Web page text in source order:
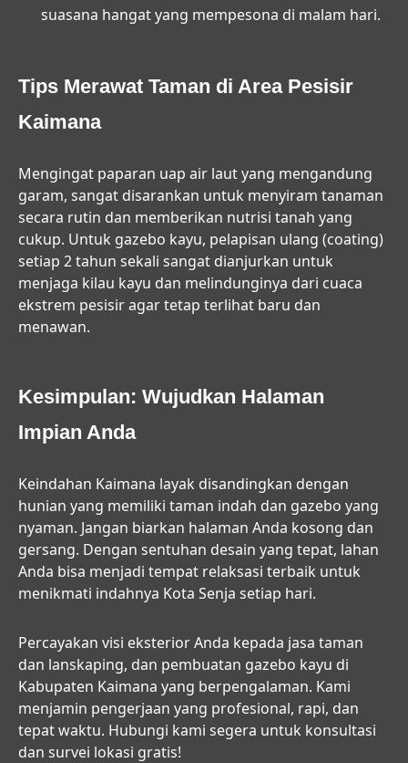
suasana hangat yang mempesona di malam hari.
Tips Merawat Taman di Area Pesisir
Kaimana
Mengingat paparan uap air laut yang mengandung
garam, sangat disarankan untuk menyiram tanaman
secara rutin dan memberikan nutrisi tanah yang
cukup. Untuk gazebo kayu, pelapisan ulang (coating)
setiap 2 tahun sekali sangat dianjurkan untuk
menjaga kilau kayu dan melindunginya dari cuaca
ekstrem pesisir agar tetap terlihat baru dan
menawan.
Kesimpulan: Wujudkan Halaman
Impian Anda
Keindahan Kaimana layak disandingkan dengan
hunian yang memiliki taman indah dan gazebo yang
nyaman. Jangan biarkan halaman Anda kosong dan
gersang. Dengan sentuhan desain yang tepat, lahan
Anda bisa menjadi tempat relaksasi terbaik untuk
menikmati indahnya Kota Senja setiap hari.
Percayakan visi eksterior Anda kepada jasa taman
dan lanskaping, dan pembuatan gazebo kayu di
Kabupaten Kaimana yang berpengalaman. Kami
menjamin pengerjaan yang profesional, rapi, dan
tepat waktu. Hubungi kami segera untuk konsultasi
dan survei lokasi gratis!